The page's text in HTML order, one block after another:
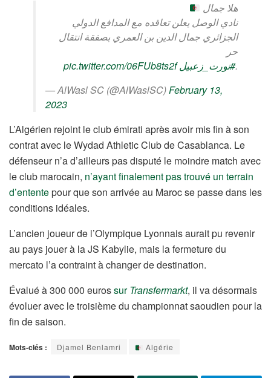
هلا جمال
نادي الوصل يعلن تعاقده مع المدافع الدولي
الجزائري جمال الدين بن العمري بصفقة انتقال
حر
.#نورت_زعبيل pic.twitter.com/06FUb8ts2f
— AlWasl SC (@AlWaslSC)February 13,
2023
L’Algérien rejoint le club émirati après avoir mis fin à son
contrat avec le Wydad Athletic Club de Casablanca. Le
défenseur n’a d’ailleurs pas disputé le moindre match avec
le club marocain, n’ayant finalement pas trouvé un terrain
d’ententepour que son arrivée au Maroc se passe dans les
conditions idéales.
L’ancien joueur de l’Olympique Lyonnais aurait pu revenir
au pays jouer à la JS Kabylie, mais la fermeture du
mercato l’a contraint à changer de destination.
Évalué à 300 000 eurossurTransfermarkt, il va désormais
évoluer avec le troisième du championnat saoudien pour la
fin de saison.
Mots-clés : Djamel Benlamri Algérie